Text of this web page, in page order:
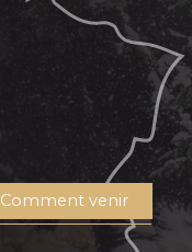
Comment venir